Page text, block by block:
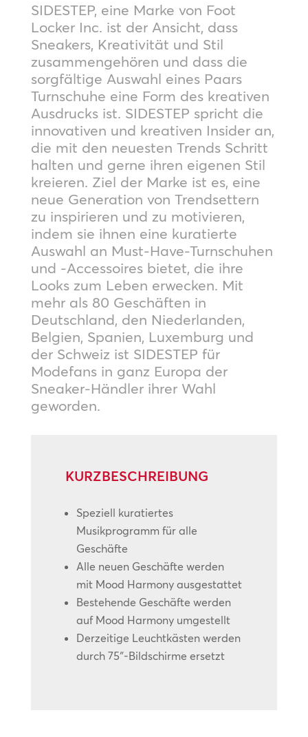
SIDESTEP, eine Marke von Foot
Locker Inc. ist der Ansicht, dass
Sneakers, Kreativität und Stil
zusammengehören und dass die
sorgfältige Auswahl eines Paars
Turnschuhe eine Form des kreativen
Ausdrucks ist. SIDESTEP spricht die
innovativen und kreativen Insider an,
die mit den neuesten Trends Schritt
halten und gerne ihren eigenen Stil
kreieren. Ziel der Marke ist es, eine
neue Generation von Trendsettern
zu inspirieren und zu motivieren,
indem sie ihnen eine kuratierte
Auswahl an Must-Have-Turnschuhen
und -Accessoires bietet, die ihre
Looks zum Leben erwecken. Mit
mehr als 80 Geschäften in
Deutschland, den Niederlanden,
Belgien, Spanien, Luxemburg und
der Schweiz ist SIDESTEP für
Modefans in ganz Europa der
Sneaker-Händler ihrer Wahl
geworden.
KURZBESCHREIBUNG
Speziell kuratiertes
Musikprogramm für alle
Geschäfte
Alle neuen Geschäfte werden
mit Mood Harmony ausgestattet
Bestehende Geschäfte werden
auf Mood Harmony umgestellt
Derzeitige Leuchtkästen werden
durch 75″-Bildschirme ersetzt